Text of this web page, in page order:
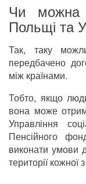
Чи можна
Польщі та
Так, таку
передбачено
між країнами.
Тобто, якщо
вона може
Управління
Пенсійного
виконати умови
території кожної